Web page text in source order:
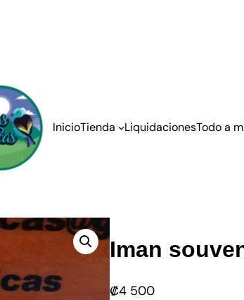
InicioTienda LiquidacionesTodo a
Iman
₡4 500